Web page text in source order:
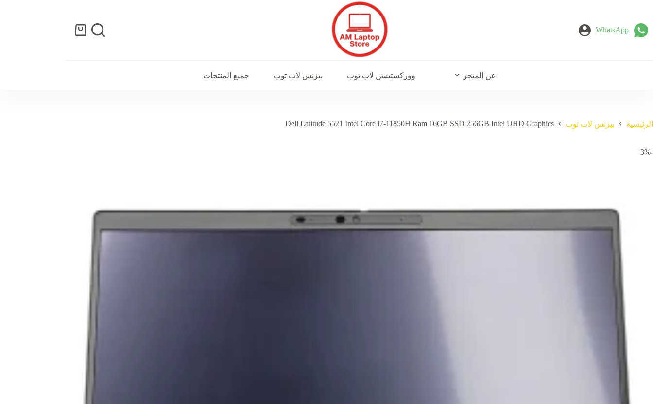
المحتوى
WhatsApp
عربة
عن المتجر ووركستيشن لاب توب بيزنس لاب توب جميع المنتجات
الرئيسية بيزنس لاب توب Dell Latitude 5521 Intel Core i7-11850H Ram 16GB SSD 256GB Intel UHD Graphics
-3%